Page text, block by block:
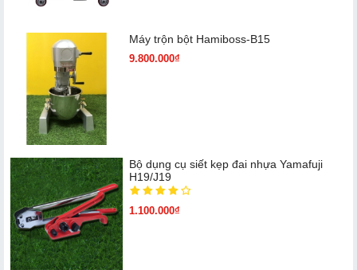
Máy trộn bột Hamiboss-B15
9.800.000₫
Bộ dụng cụ siết kẹp đai nhựa Yamafuji
H19/J19
1.100.000₫